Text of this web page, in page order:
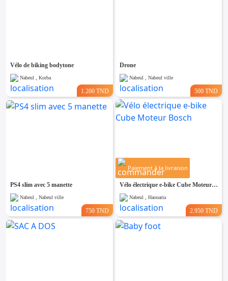
Vélo de biking bodytone
Nabeul , Korba
1.200 TND
Drone
Nabeul , Nabeul ville
500 TND
PS4 slim avec 5 manette
Nabeul , Nabeul ville
750 TND
Paiement à la livraison
Vélo électrique e-bike Cube Moteur Bosch
Nabeul , Haouaria
2.950 TND